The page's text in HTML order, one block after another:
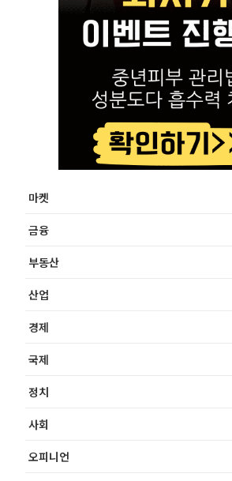
마켓
금융
부동산
산업
경제
국제
정치
사회
오피니언